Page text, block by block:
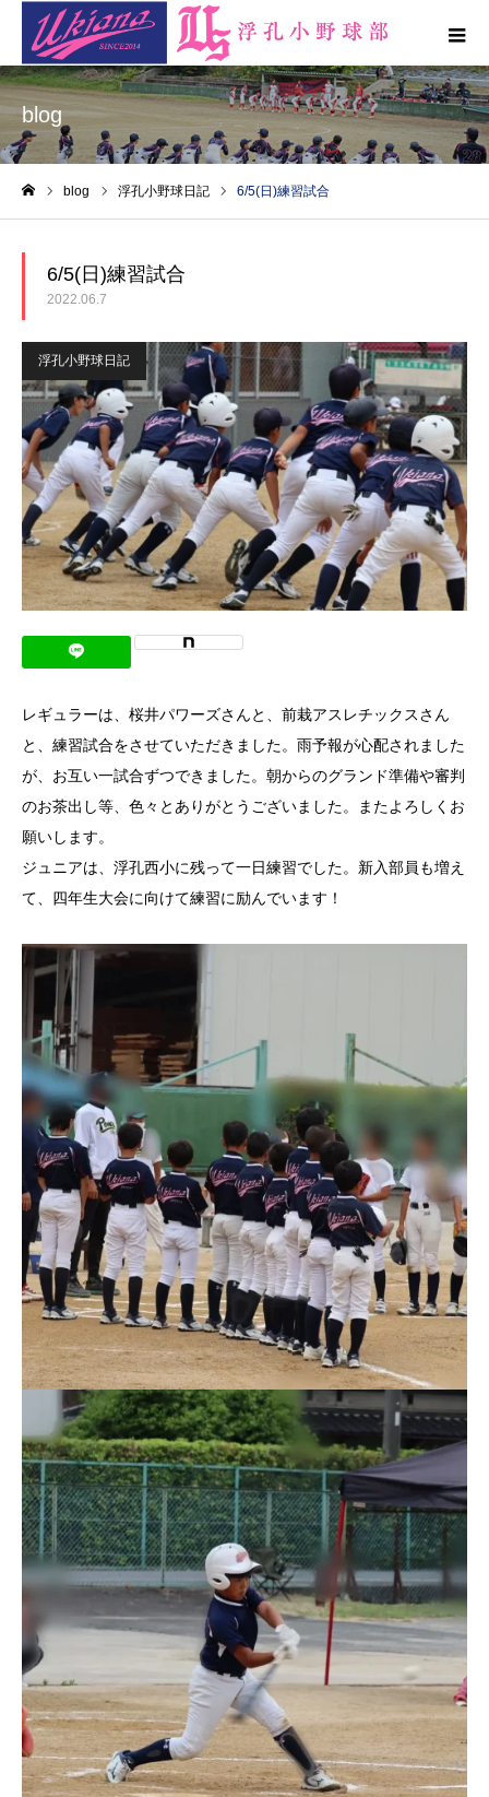
blog
blog 浮孔小野球日記 6/5(日)練習試合
6/5(日)練習試合
2022.06.7
浮孔小野球日記
レギュラーは、桜井パワーズさんと、前栽アスレチックスさん
と、練習試合をさせていただきました。雨予報が心配されました
が、お互い一試合ずつできました。朝からのグランド準備や審判
のお茶出し等、色々とありがとうございました。またよろしくお
願いします。
ジュニアは、浮孔西小に残って一日練習でした。新入部員も増え
て、四年生大会に向けて練習に励んでいます！